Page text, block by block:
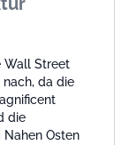
Wall Street
da die
die
Osten